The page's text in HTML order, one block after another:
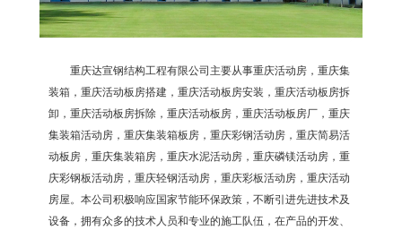
重庆达宣钢结构工程有限公司主要从事重庆活动房，重庆集
装箱，重庆活动板房搭建，重庆活动板房安装，重庆活动板房拆
卸，重庆活动板房拆除，重庆活动板房，重庆活动板房厂，重庆
集装箱活动房，重庆集装箱板房，重庆彩钢活动房，重庆简易活
动板房，重庆集装箱房，重庆水泥活动房，重庆磷镁活动房，重
庆彩钢板活动房，重庆轻钢活动房，重庆彩板活动房，重庆活动
房屋。本公司积极响应国家节能环保政策，不断引进先进技术及
设备，拥有众多的技术人员和专业的施工队伍，在产品的开发、